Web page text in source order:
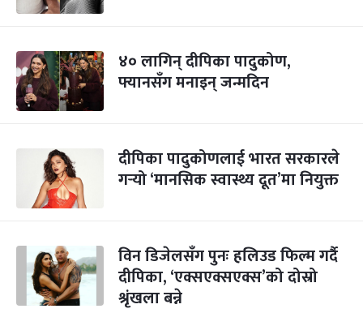
४० लागिन् दीपिका पादुकोण,
फ्यानसँग मनाइन् जन्मदिन
दीपिका पादुकोणलाई भारत सरकारले
गर्‍यो ‘मानसिक स्वास्थ्य दूत’मा नियुक्त
विन डिजेलसँग पुनः हलिउड फिल्म गर्दै
दीपिका, ‘एक्सएक्सएक्स’को दोस्रो
श्रृंखला बन्ने